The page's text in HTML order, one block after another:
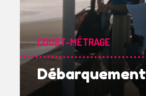
COURT-MÉTRAGE
Débarquement